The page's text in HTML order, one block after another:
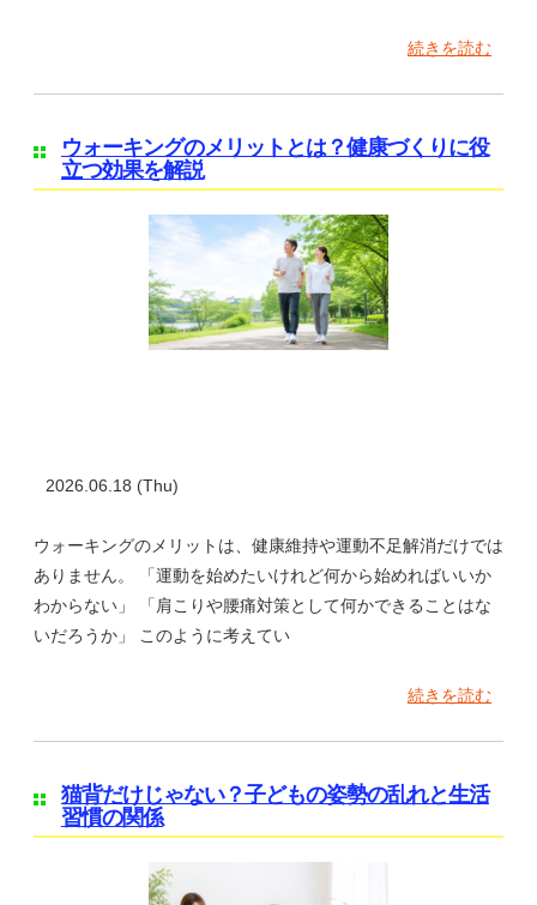
続きを読む
ウォーキングのメリットとは？健康づくりに役
立つ効果を解説
2026.06.18 (Thu)
ウォーキングのメリットは、健康維持や運動不足解消だけでは
ありません。 「運動を始めたいけれど何から始めればいいか
わからない」 「肩こりや腰痛対策として何かできることはな
いだろうか」 このように考えてい
続きを読む
猫背だけじゃない？子どもの姿勢の乱れと生活
習慣の関係